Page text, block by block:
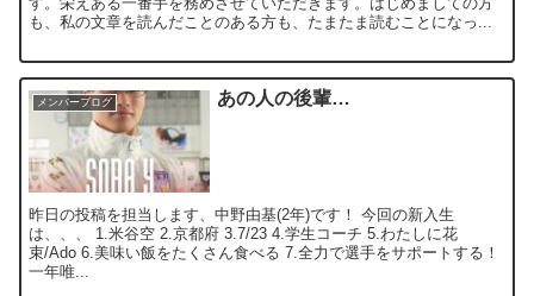
も、私の文章を読んだことのある方も、たまたま読むことになっ...
メンバーブログ あの人の後輩…
昨日の投稿を担当します、中野由基(2年)です！ 今回の新入生
は、、、 1.米谷空 2.京都府 3.7/23 4.学生コーチ 5.わたしに花
束/Ado 6.美味い飯をたくさん食べる 7.全力で選手をサポートする！
一年唯...